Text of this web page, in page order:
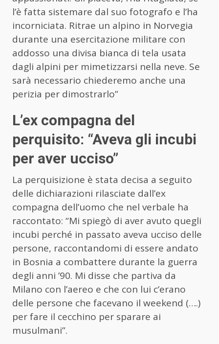
l’è fatta sistemare dal suo fotografo e l’ha
incorniciata. Ritrae un alpino in Norvegia
durante una esercitazione militare con
addosso una divisa bianca di tela usata
dagli alpini per mimetizzarsi nella neve. Se
sarà necessario chiederemo anche una
perizia per dimostrarlo”
L’ex compagna del
perquisito: “Aveva gli incubi
per aver ucciso”
La perquisizione è stata decisa a seguito
delle dichiarazioni rilasciate dall’ex
compagna dell’uomo che nel verbale ha
raccontato: “Mi spiegò di aver avuto quegli
incubi perché in passato aveva ucciso delle
persone, raccontandomi di essere andato
in Bosnia a combattere durante la guerra
degli anni ’90. Mi disse che partiva da
Milano con l’aereo e che con lui c’erano
delle persone che facevano il weekend (….)
per fare il cecchino per sparare ai
musulmani”.